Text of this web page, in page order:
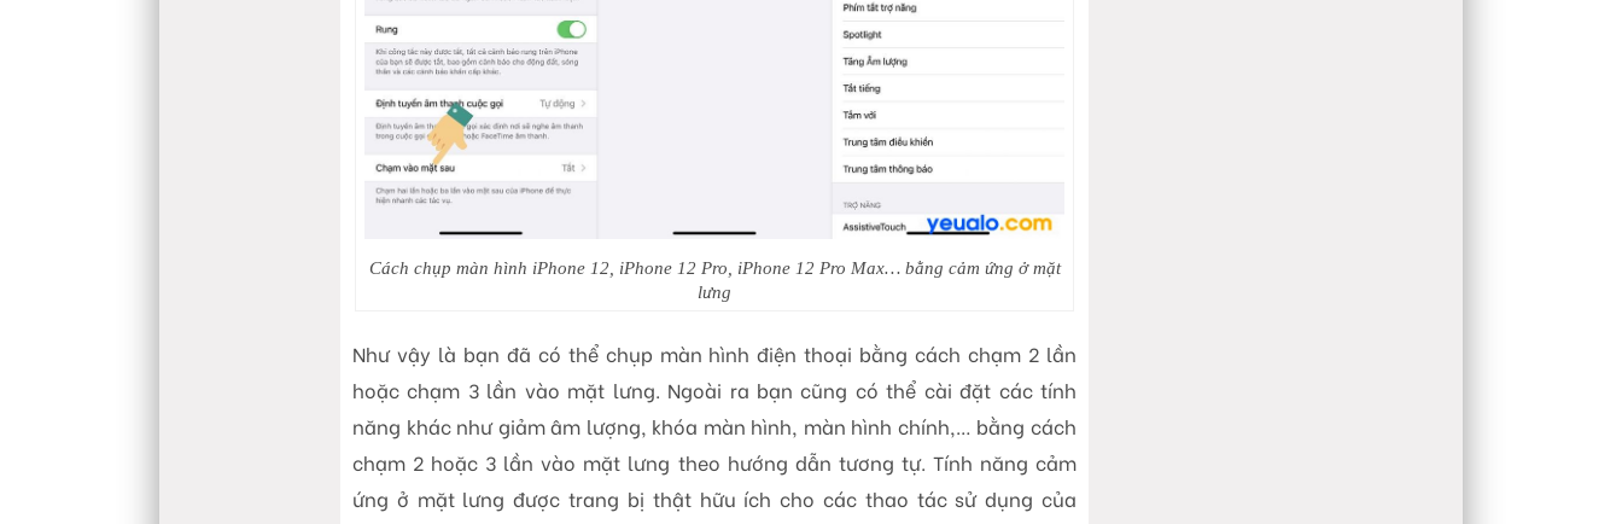
Cách chụp màn hình iPhone 12, iPhone 12 Pro, iPhone 12 Pro Max… bằng cảm ứng ở mặt
lưng
Như vậy là bạn đã có thể chụp màn hình điện thoại bằng cách chạm 2 lần
hoặc chạm 3 lần vào mặt lưng. Ngoài ra bạn cũng có thể cài đặt các tính
năng khác như giảm âm lượng, khóa màn hình, màn hình chính,… bằng cách
chạm 2 hoặc 3 lần vào mặt lưng theo hướng dẫn tương tự. Tính năng cảm
ứng ở mặt lưng được trang bị thật hữu ích cho các thao tác sử dụng của